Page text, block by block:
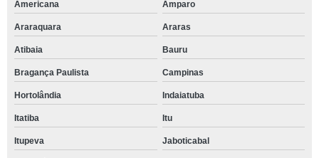
Americana Amparo
Araraquara Araras
Atibaia Bauru
Bragança Paulista Campinas
Hortolândia Indaiatuba
Itatiba Itu
Itupeva Jaboticabal